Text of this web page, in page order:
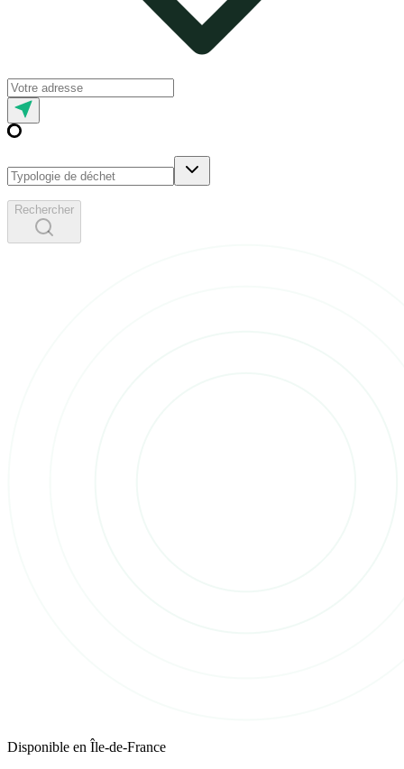
Rechercher
Disponible en Île-de-France